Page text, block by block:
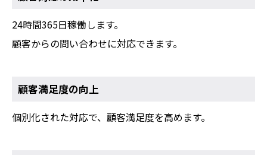
24時間365日稼働します。
顧客からの問い合わせに対応できます。
顧客満足度の向上
個別化された対応で、顧客満足度を高めます。